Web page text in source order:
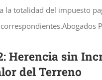
la totalidad del impuesto
Herencia sin
del Terreno